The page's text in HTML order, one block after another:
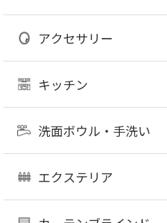
アクセサリー
キッチン
洗面ボウル・手洗い
エクステリア